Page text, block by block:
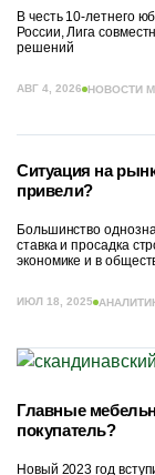
В честь 10-летнего
России, Лига
решений
АВГ 4, 2026 НОВОСТИ
Ситуация на
привели?
Большинство
ставка и просадка
экономике и в
ИЮЛ 18, 2025
Главные
покупатель?
Новый 2023 год